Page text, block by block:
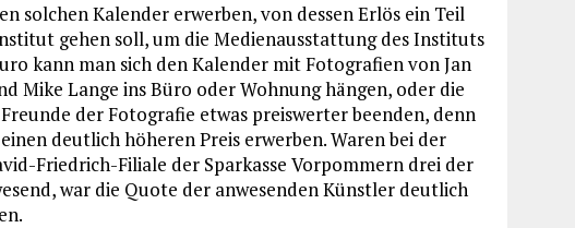
solchen Kalender erwerben, von dessen Erlös ein Teil
gehen soll, um die Medienausstattung des Instituts
kann man sich den Kalender mit Fotografien von Jan
Mike Lange ins Büro oder Wohnung hängen, oder die
der Fotografie etwas preiswerter beenden, denn
deutlich höheren Preis erwerben. Waren bei der
Friedrich-Filiale der Sparkasse Vorpommern drei der
war die Quote der anwesenden Künstler deutlich